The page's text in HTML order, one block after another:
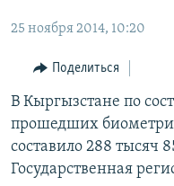
главной
навигации
Вернутся
поиску
ТАДЖИКИСТАН
ҚАЗАҚША
КЫРГЫЗЧА
ЎЗБЕКЧА
ТОҶИКӢ
TÜRKMENÇE
Все сайты РСЕ/РС
25 ноября 2014, 10:20
Поделиться
В Кыргызстане по
прошедших
составило 288 тысяч
Государственная